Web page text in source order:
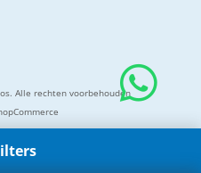
Alle rechten voorbehouden